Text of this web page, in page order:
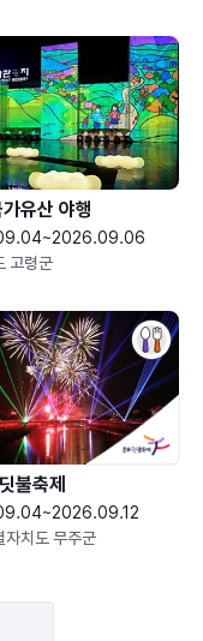
유산 야행
고령군
불축제
자치도 무주군